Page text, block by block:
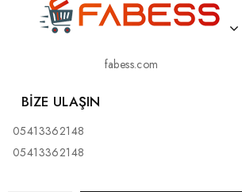
fabess.com
BIZE ULAŞIN
05413362148
05413362148